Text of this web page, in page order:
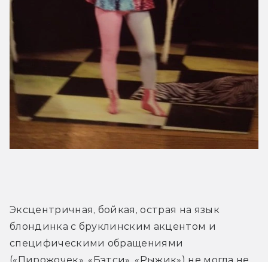
Эксцентричная, бойкая, острая на язык
блондинка с бруклинским акцентом и
специфическими обращениями